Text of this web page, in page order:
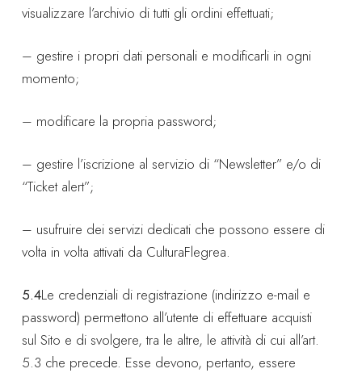
visualizzare l’archivio di tutti gli ordini effettuati;
– gestire i propri dati personali e modificarli in ogni
momento;
– modificare la propria password;
– gestire l’iscrizione al servizio di “Newsletter” e/o di
“Ticket alert”;
– usufruire dei servizi dedicati che possono essere di
volta in volta attivati da CulturaFlegrea.
5.4Le credenziali di registrazione (indirizzo e-mail e
password) permettono all’utente di effettuare acquisti
sul Sito e di svolgere, tra le altre, le attività di cui all’art.
5.3 che precede. Esse devono, pertanto, essere